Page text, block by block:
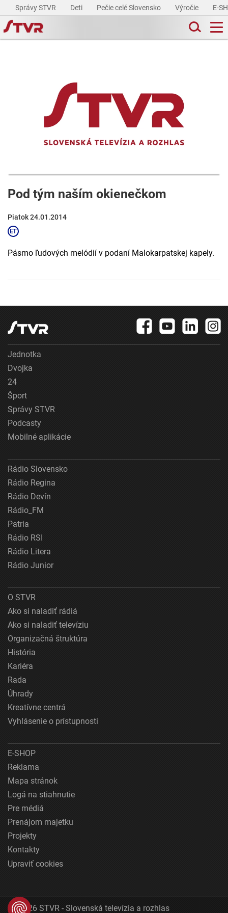
Správy STVR Deti Pečie celé Slovensko Výročie E-
Pod tým naším okienečkom
Piatok 24.01.2014
Pásmo ľudových melódií v podaní Malokarpatskej kapely.
Jednotka
Dvojka
24
Šport
Správy STVR
Podcasty
Mobilné aplikácie
Rádio Slovensko
Rádio Regina
Rádio Devín
Rádio_FM
Patria
Rádio RSI
Rádio Litera
Rádio Junior
O STVR
Ako si naladiť rádiá
Ako si naladiť televíziu
Organizačná štruktúra
História
Kariéra
Rada
Úhrady
Kreatívne centrá
Vyhlásenie o prístupnosti
E-SHOP
Reklama
Mapa stránok
Logá na stiahnutie
Pre médiá
Prenájom majetku
Projekty
Kontakty
Upraviť cookies
© 2026 STVR - Slovenská televízia a rozhlas